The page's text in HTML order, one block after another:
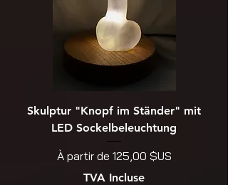
Skulptur "Knopf im Ständer" mit
LED Sockelbeleuchtung
À partir de 125,00 $US
Prix promotionnel
TVA Incluse